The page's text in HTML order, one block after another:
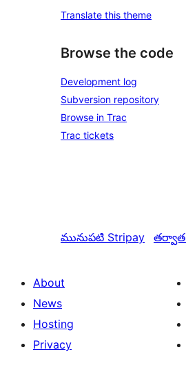
Translate this theme
Browse the code
Development log
Subversion repository
Browse in Trac
Trac tickets
మునుపటి Stripay తర్వాత
About
News
Hosting
Privacy